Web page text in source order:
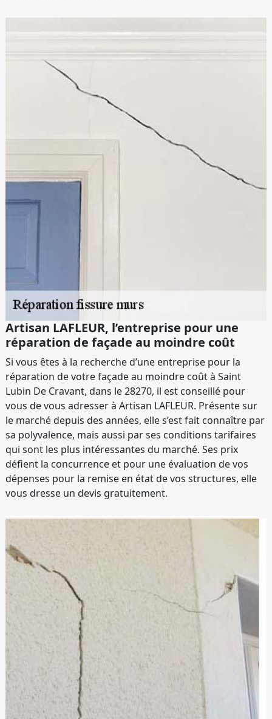
Artisan LAFLEUR, l’entreprise pour une
réparation de façade au moindre coût
Si vous êtes à la recherche d’une entreprise pour la
réparation de votre façade au moindre coût à Saint
Lubin De Cravant, dans le 28270, il est conseillé pour
vous de vous adresser à Artisan LAFLEUR. Présente sur
le marché depuis des années, elle s’est fait connaître par
sa polyvalence, mais aussi par ses conditions tarifaires
qui sont les plus intéressantes du marché. Ses prix
défient la concurrence et pour une évaluation de vos
dépenses pour la remise en état de vos structures, elle
vous dresse un devis gratuitement.